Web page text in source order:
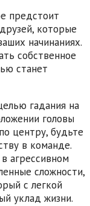
предстоит
которые
начинаниях.
собственное
станет
гадания на
головы
центру, будьте
в команде.
агрессивном
сложности,
с легкой
уклад жизни.